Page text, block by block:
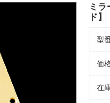
ミ
ド
型
価
在